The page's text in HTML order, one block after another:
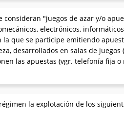
consideran "juegos de azar y/o
electrónicos,
que se participe emitiendo
desarrollados en salas de
las apuestas (vgr. telefonía fija o
la explotación de los